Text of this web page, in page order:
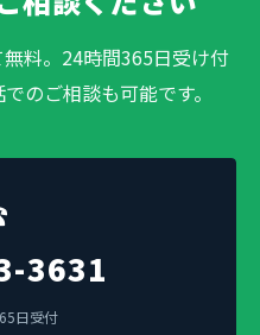
料。24時間365日受け付
のご相談も可能です。
3631
日受付